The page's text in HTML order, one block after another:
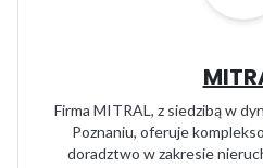
Firma MITRAL, z siedzibą w
Poznaniu, oferuje
doradztwo w zakresie